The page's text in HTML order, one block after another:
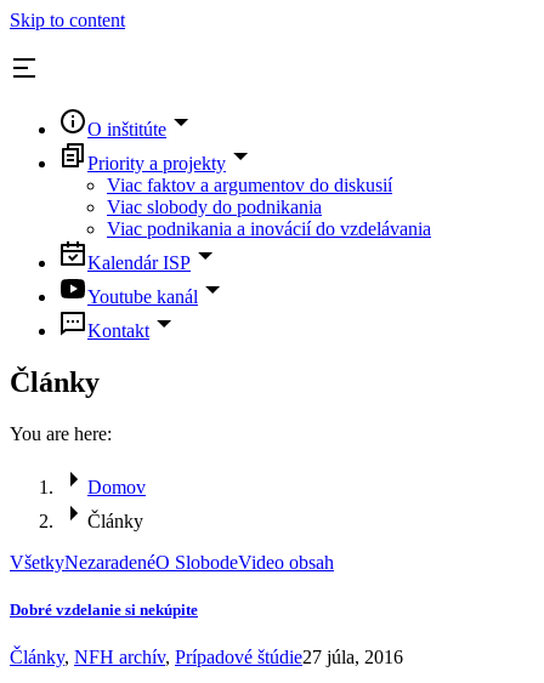
Skip to content
O inštitúte
Priority a projekty
Viac faktov a argumentov do diskusií
Viac slobody do podnikania
Viac podnikania a inovácií do vzdelávania
Kalendár ISP
Youtube kanál
Kontakt
Články
You are here:
Domov
Články
VšetkyNezaradenéO SlobodeVideo obsah
Dobré vzdelanie si nekúpite
Články, NFH archív, Prípadové štúdie27 júla, 2016